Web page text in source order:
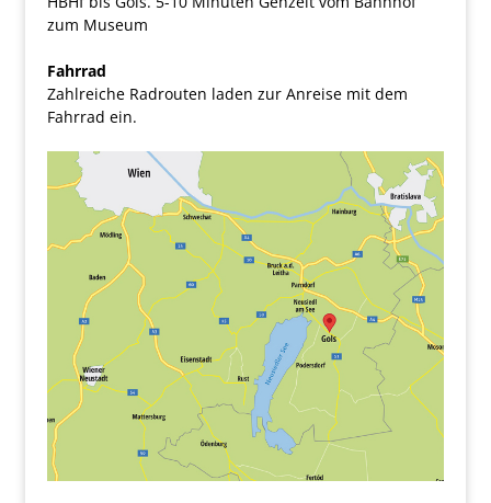
zum Museum
Fahrrad
Zahlreiche Radrouten laden zur Anreise mit dem
Fahrrad ein.